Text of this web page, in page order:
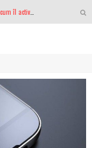
100 GB de internet mobil gratuit de la Orange. Fără contract, fără acte și fără obligații
NVIDIA avertizează: memoria RAM și SSD-urile ar putea deveni și mai scumpe în perioada următoare